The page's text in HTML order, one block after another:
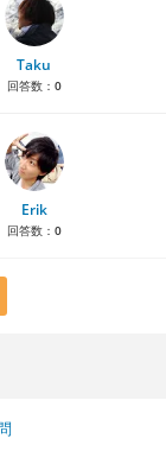
Taku
回答数： 0
Erik
回答数： 0